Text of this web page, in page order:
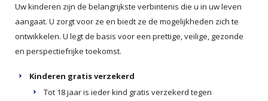
Uw kinderen zijn de belangrijkste verbintenis die u in uw leven
aangaat. U zorgt voor ze en biedt ze de mogelijkheden zich te
ontwikkelen. U legt de basis voor een prettige, veilige, gezonde
en perspectiefrijke toekomst.
Kinderen gratis verzekerd
Tot 18 jaar is ieder kind gratis verzekerd tegen